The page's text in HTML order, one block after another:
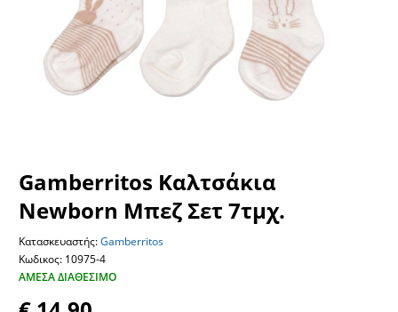
Gamberritos Καλτσάκια
Newborn Μπεζ Σετ 7τμχ.
Κατασκευαστής:Gamberritos
Κωδικος: 10975-4
ΆΜΕΣΑ ΔΙΑΘΈΣΙΜΟ